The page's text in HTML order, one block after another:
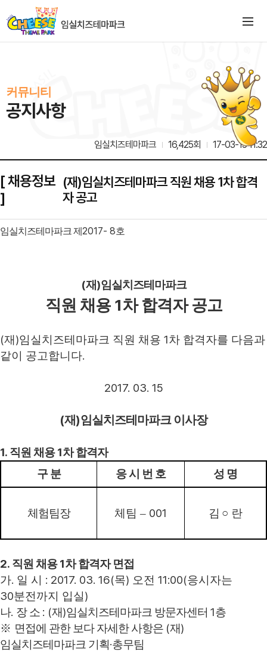
커뮤니티
공지사항
임실치즈테마파크 16,425회 17-03-15 11:32
[ 채용정보
]
(재)임실치즈테마파크 직원 채용 1차 합격
자 공고
임실치즈테마파크 제 2017- 8호
(재)임실치즈테마파크
직원 채용 1차 합격자 공고
(재 )임실치즈테마파크 직원 채용 1차 합격자를 다음과
같이 공고합니다.
2017. 03. 15
(재)임실치즈테마파크 이사장
1. 직원 채용1차 합격자
구 분
응 시 번 호 성 명
체험팀장 체팀– 001 김 ○ 란
2. 직원 채용1차 합격자 면접
가. 일 시 : 2017. 03. 16(목) 오전 11:00(응시자는
30분전까지 입실)
나. 장 소 : (재)임실치즈테마파크 방문자센터 1층
※ 면접에 관한 보다 자세한 사항은 (재)
임실치즈테마파크 기획·총무팀